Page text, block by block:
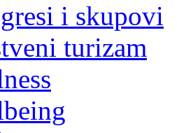
i skupovi
turizam